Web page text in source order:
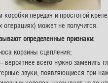
передач и простотой
может не получится.
определенные признаки:
корзины сцепления;
вероятнее всего нужно заменить
звуки, появляющиеся при